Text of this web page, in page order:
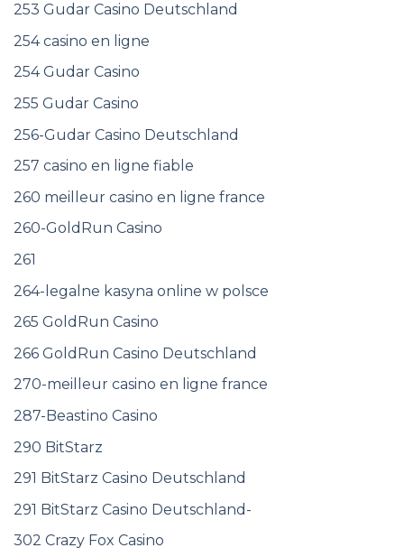
253 Gudar Casino Deutschland
254 casino en ligne
254 Gudar Casino
255 Gudar Casino
256-Gudar Casino Deutschland
257 casino en ligne fiable
260 meilleur casino en ligne france
260-GoldRun Casino
261
264-legalne kasyna online w polsce
265 GoldRun Casino
266 GoldRun Casino Deutschland
270-meilleur casino en ligne france
287-Beastino Casino
290 BitStarz
291 BitStarz Casino Deutschland
291 BitStarz Casino Deutschland-
302 Crazy Fox Casino